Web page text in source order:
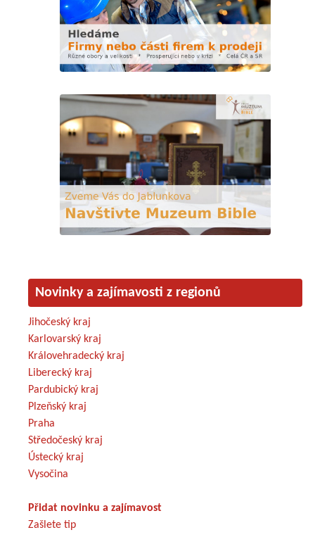
Novinky a zajímavosti z regionů
Jihočeský kraj
Karlovarský kraj
Královehradecký kraj
Liberecký kraj
Pardubický kraj
Plzeňský kraj
Praha
Středočeský kraj
Ústecký kraj
Vysočina
Přidat novinku a zajímavost
Zašlete tip